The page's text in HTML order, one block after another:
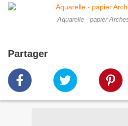
Aquarelle - papier
Partager